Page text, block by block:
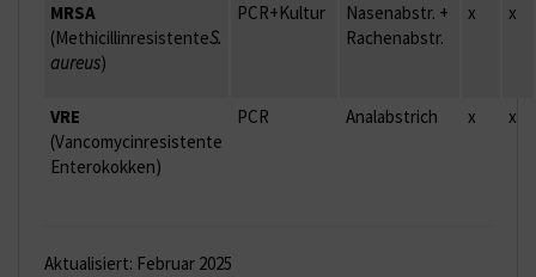
MRSA
(MethicillinresistenteS.
aureus)
PCR+Kultur
Nasenabstr. +
Rachenabstr.
x x
VRE
(Vancomycinresistente
Enterokokken)
PCR Analabstrich x x
Aktualisiert: Februar 2025